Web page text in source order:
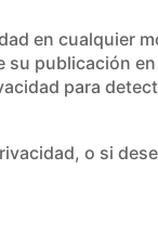
en cualquier
su publicación
para
o si